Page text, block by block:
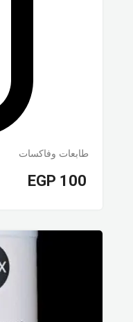
طابعات وفاكسات
EGP 100